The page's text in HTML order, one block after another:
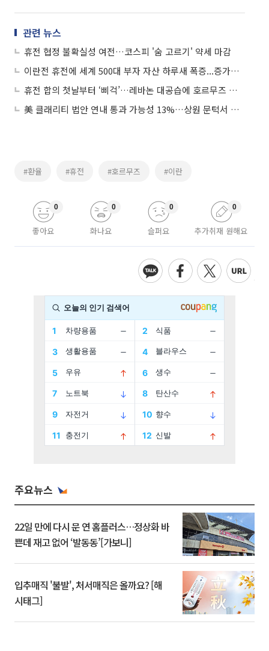
관련 뉴스
휴전 협정 불확실성 여전…코스피 '숨 고르기' 약세 마감
이란전 휴전에 세계 500대 부자 자산 하루새 폭증...증가폭 역대 2위
휴전 합의 첫날부터 ‘삐걱’…레바논 대공습에 호르무즈 재개방 불투명
美 클래리티 법안 연내 통과 가능성 13%…상원 문턱서 제동
#환율 #휴전 #호르무즈 #이란
좋아요
0
화나요
0
슬퍼요
0
추가취재 원해요
0
주요뉴스
22일 만에 다시 문 연 홈플러스…정상화 바
쁜데 재고 없어 ‘발동동’[가보니]
입추매직 '불발', 처서매직은 올까요? [해
시태그]